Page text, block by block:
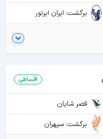
برگشت: ایران ایرتور
اقساطی
قصر شایان
برگشت: سپهران